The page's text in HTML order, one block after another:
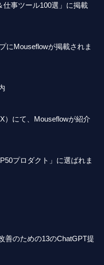
仕事ツール100選」に掲載
にMouseflowが掲載されま
）にて、Mouseflowが紹介
プロダクト」に選ばれま
善のための13のChatGPT提